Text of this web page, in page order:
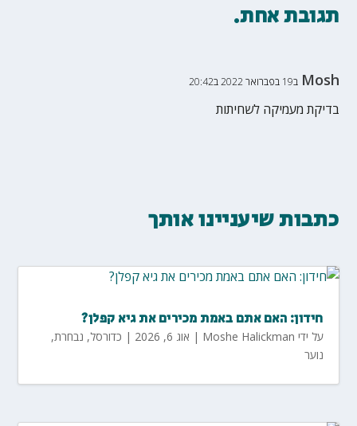
תגובת אחת.
Mosh ב19 בפברואר 2022 ב20:42
בדיקת מעמיקה לשחיתות
כתבות שיעניינו אותך
חידון: האם אתם באמת מכירים את גיא קפלן?
על ידי Moshe Halickman
| אוג 6, 2026 | כדורסל, נבחרת,
נוער